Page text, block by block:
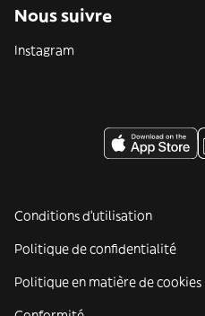
Nous suivre
Instagram
Conditions d'utilisation
Politique de confidentialité
Politique en matière de cookies